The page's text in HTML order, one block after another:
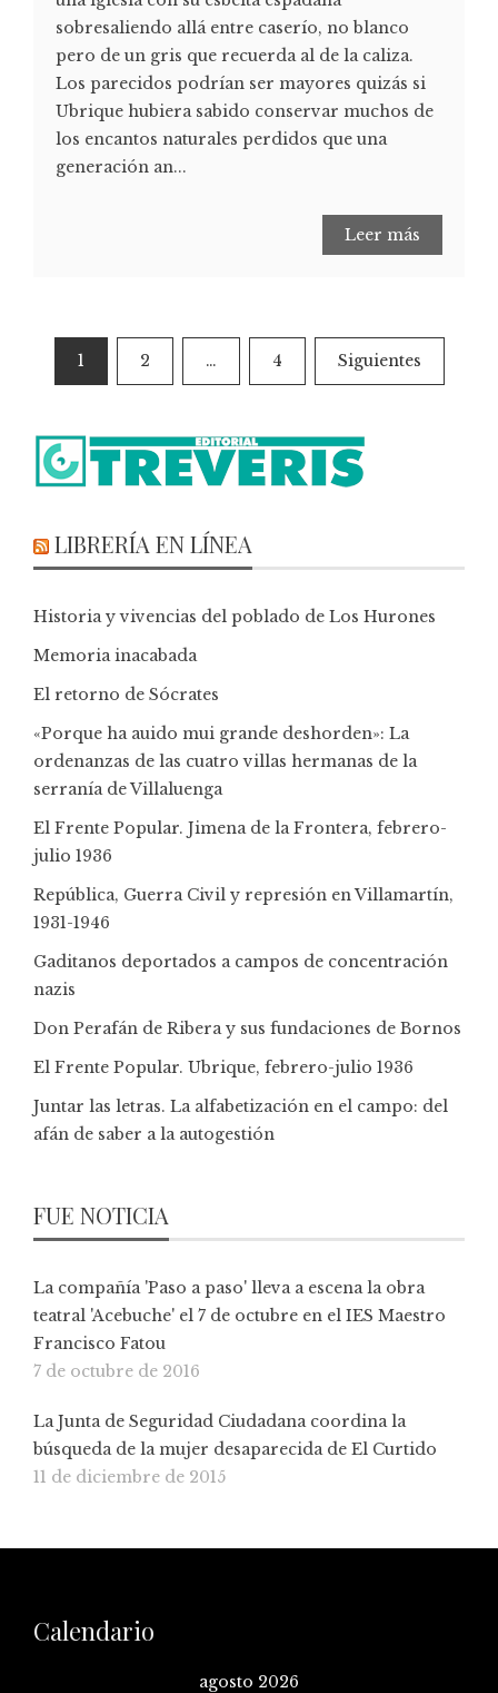
sobresaliendo allá entre caserío, no blanco
pero de un gris que recuerda al de la caliza.
Los parecidos podrían ser mayores quizás si
Ubrique hubiera sabido conservar muchos de
los encantos naturales perdidos que una
generación an...
Leer más
1 2 … 4 Siguientes
LIBRERÍA EN LÍNEA
Historia y vivencias del poblado de Los Hurones
Memoria inacabada
El retorno de Sócrates
«Porque ha auido mui grande deshorden»: La
ordenanzas de las cuatro villas hermanas de la
serranía de Villaluenga
El Frente Popular. Jimena de la Frontera, febrero-
julio 1936
República, Guerra Civil y represión en Villamartín,
1931-1946
Gaditanos deportados a campos de concentración
nazis
Don Perafán de Ribera y sus fundaciones de Bornos
El Frente Popular. Ubrique, febrero-julio 1936
Juntar las letras. La alfabetización en el campo: del
afán de saber a la autogestión
FUE NOTICIA
La compañía 'Paso a paso' lleva a escena la obra
teatral 'Acebuche' el 7 de octubre en el IES Maestro
Francisco Fatou
7 de octubre de 2016
La Junta de Seguridad Ciudadana coordina la
búsqueda de la mujer desaparecida de El Curtido
11 de diciembre de 2015
Calendario
agosto 2026